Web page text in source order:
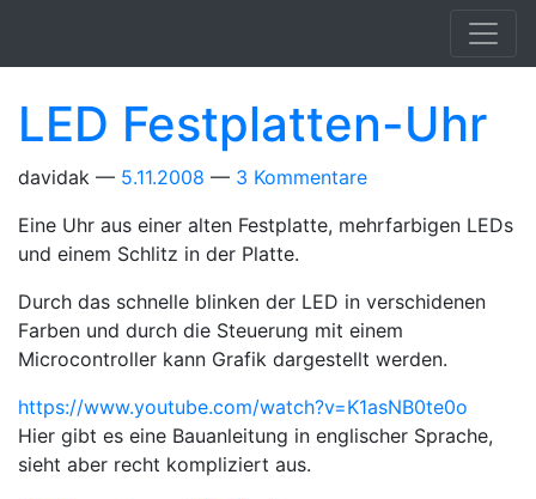
LED Festplatten-Uhr
davidak 5.11.2008
3 Kommentare
Eine Uhr aus einer alten Festplatte, mehrfarbigen LEDs
und einem Schlitz in der Platte.
Durch das schnelle blinken der LED in verschidenen
Farben und durch die Steuerung mit einem
Microcontroller kann Grafik dargestellt werden.
https://www.youtube.com/watch?v=K1asNB0te0o
Hier gibt es eine Bauanleitung in englischer Sprache,
sieht aber recht kompliziert aus.